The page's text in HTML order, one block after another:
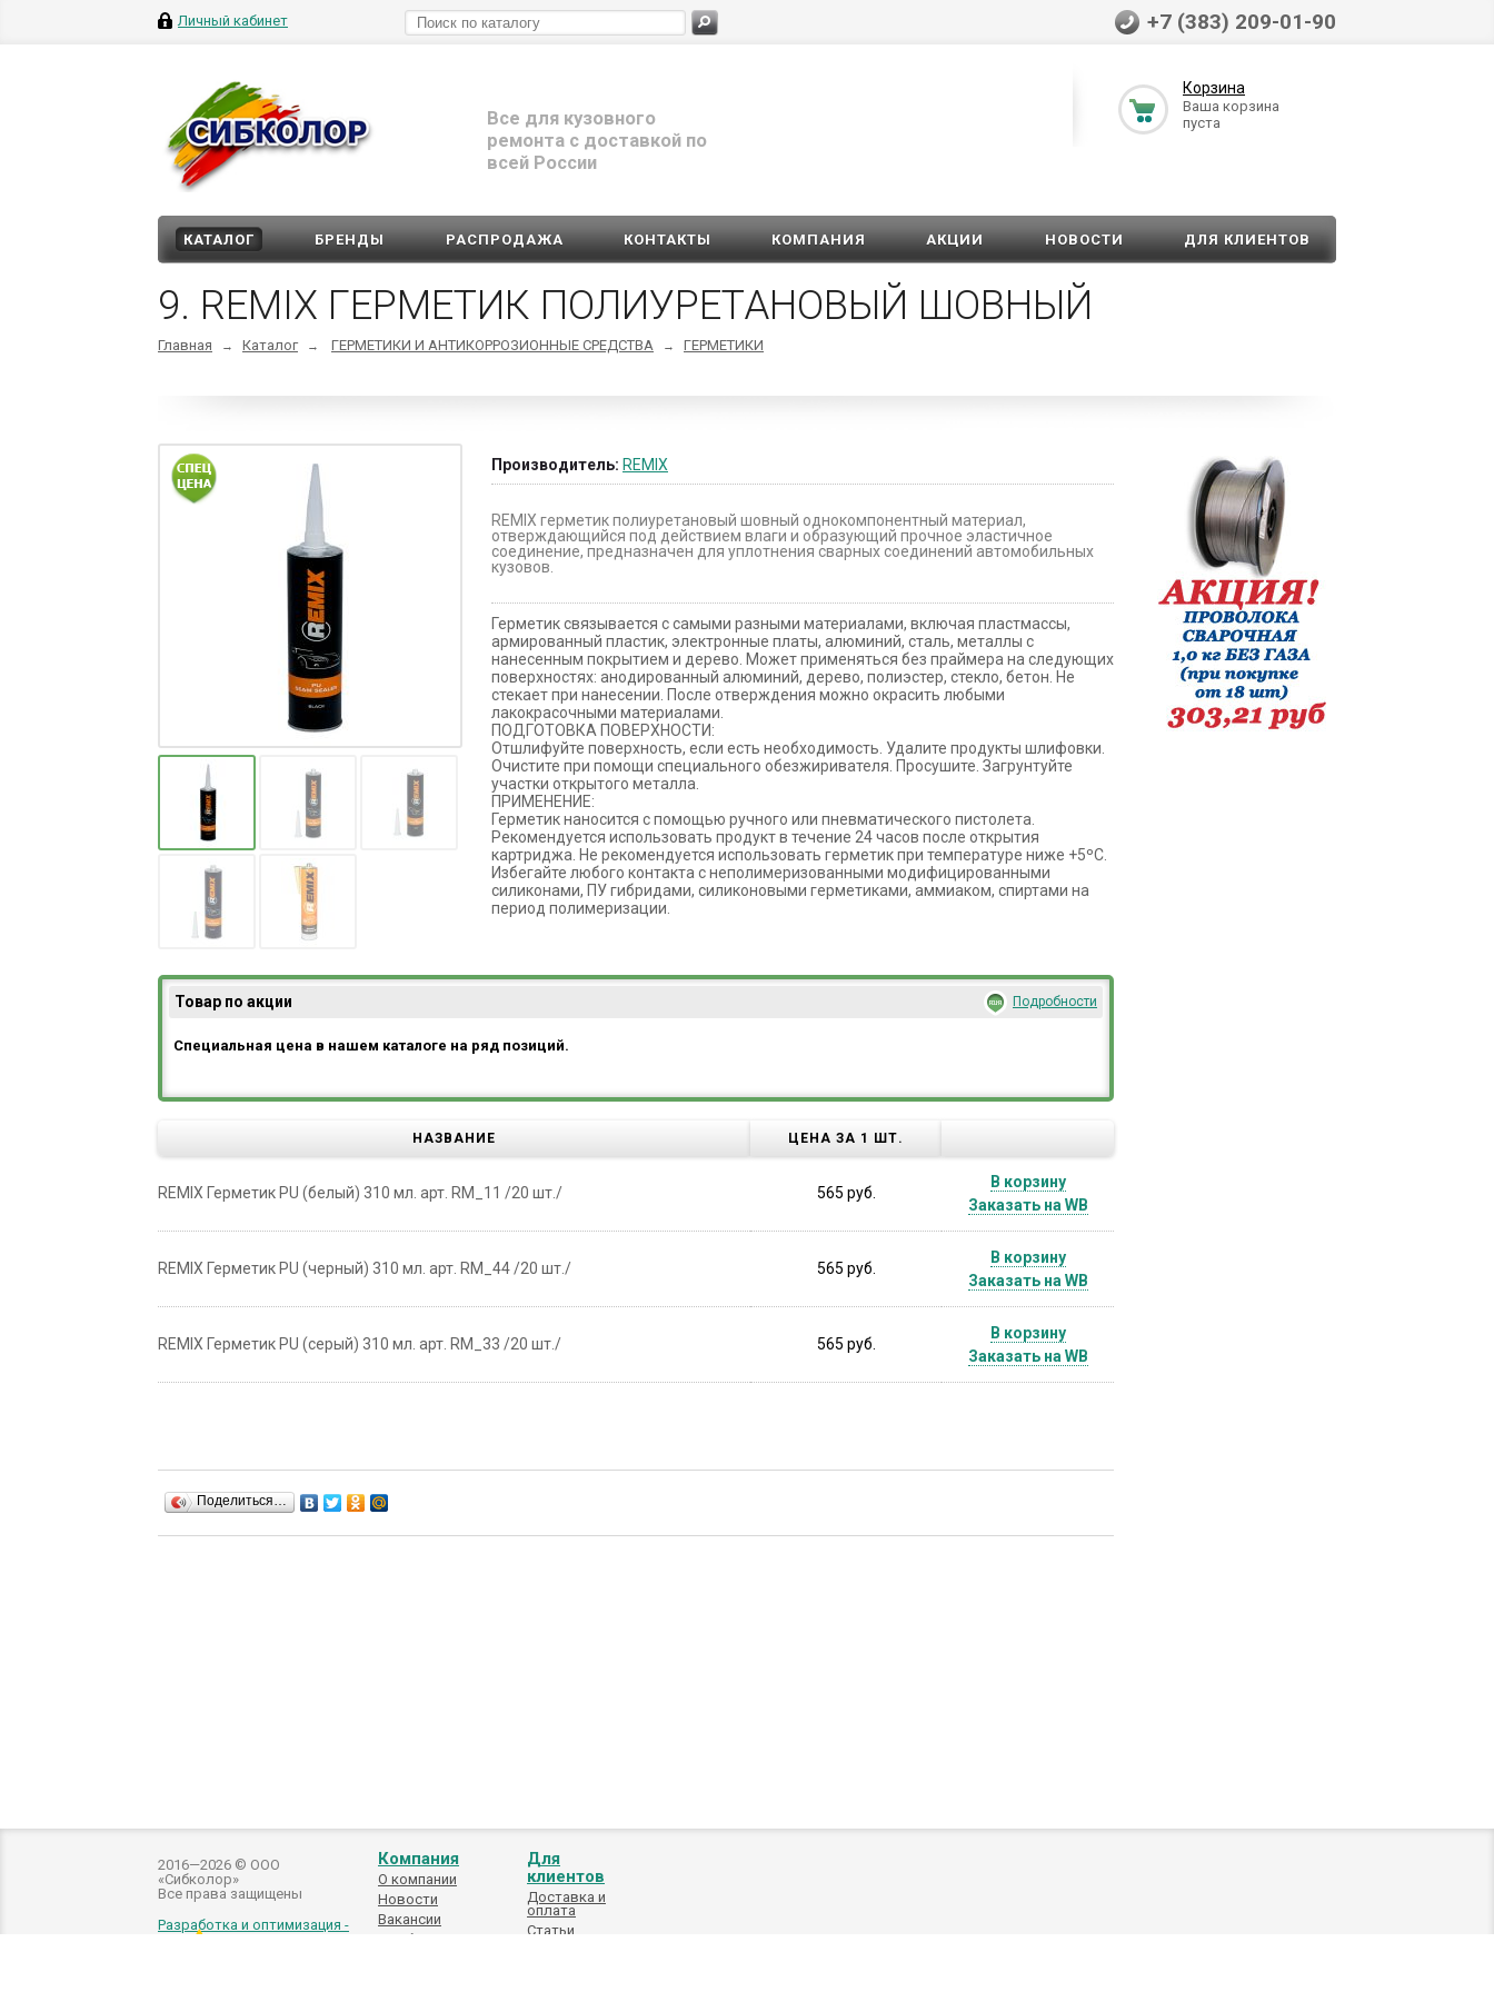
Личный кабинет +7 (383) 209-01-90
Все для кузовного
ремонта с доставкой по
всей России
Корзина
Ваша корзина
пуста
КАТАЛОГ БРЕНДЫ РАСПРОДАЖА КОНТАКТЫ КОМПАНИЯ АКЦИИ НОВОСТИ ДЛЯ КЛИЕНТОВ
9. REMIX ГЕРМЕТИК ПОЛИУРЕТАНОВЫЙ ШОВНЫЙ
Главная → Каталог → ГЕРМЕТИКИ И АНТИКОРРОЗИОННЫЕ СРЕДСТВА → ГЕРМЕТИКИ
Производитель: REMIX
REMIX герметик полиуретановый шовный однокомпонентный материал,
отверждающийся под действием влаги и образующий прочное эластичное
соединение, предназначен для уплотнения сварных соединений автомобильных
кузовов.
Герметик связывается с самыми разными материалами, включая пластмассы,
армированный пластик, электронные платы, алюминий, сталь, металлы с
нанесенным покрытием и дерево. Может применяться без праймера на следующих
поверхностях: анодированный алюминий, дерево, полиэстер, стекло, бетон. Не
стекает при нанесении. После отверждения можно окрасить любыми
лакокрасочными материалами.
ПОДГОТОВКА ПОВЕРХНОСТИ:
Отшлифуйте поверхность, если есть необходимость. Удалите продукты шлифовки.
Очистите при помощи специального обезжиривателя. Просушите. Загрунтуйте
участки открытого металла.
ПРИМЕНЕНИЕ:
Герметик наносится с помощью ручного или пневматического пистолета.
Рекомендуется использовать продукт в течение 24 часов после открытия
картриджа. Не рекомендуется использовать герметик при температуре ниже +5ºС.
Избегайте любого контакта с неполимеризованными модифицированными
силиконами, ПУ гибридами, силиконовыми герметиками, аммиаком, спиртами на
период полимеризации.
Товар по акции Подробности
Специальная цена в нашем каталоге на ряд позиций.
НАЗВАНИЕ ЦЕНА ЗА 1 ШТ.
REMIX Герметик PU (белый) 310 мл. арт. RM_11 /20 шт./ 565 руб.
В корзину
Заказать на WB
REMIX Герметик PU (черный) 310 мл. арт. RM_44 /20 шт./ 565 руб.
В корзину
Заказать на WB
REMIX Герметик PU (серый) 310 мл. арт. RM_33 /20 шт./ 565 руб.
В корзину
Заказать на WB
Поделиться…
2016—2026 © ООО
«Сибколор»
Все права защищены
Разработка и оптимизация -
Компания
О компании
Новости
Вакансии
Подбор
Для
клиентов
Доставка и
оплата
Статьи